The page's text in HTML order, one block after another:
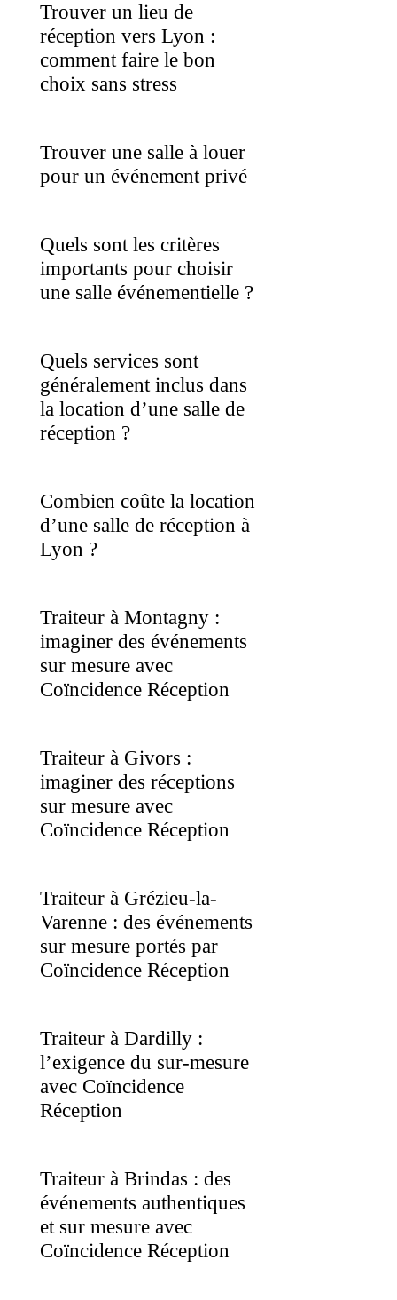
Trouver un lieu de
réception vers Lyon :
comment faire le bon
choix sans stress
Trouver une salle à louer
pour un événement privé
Quels sont les critères
importants pour choisir
une salle événementielle ?
Quels services sont
généralement inclus dans
la location d’une salle de
réception ?
Combien coûte la location
d’une salle de réception à
Lyon ?
Traiteur à Montagny :
imaginer des événements
sur mesure avec
Coïncidence Réception
Traiteur à Givors :
imaginer des réceptions
sur mesure avec
Coïncidence Réception
Traiteur à Grézieu-la-
Varenne : des événements
sur mesure portés par
Coïncidence Réception
Traiteur à Dardilly :
l’exigence du sur-mesure
avec Coïncidence
Réception
Traiteur à Brindas : des
événements authentiques
et sur mesure avec
Coïncidence Réception